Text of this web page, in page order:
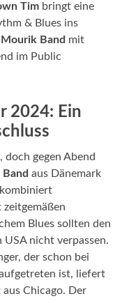
Tim bringt eine
& Blues ins
Band mit
im Public
2024: Ein
doch gegen Abend
aus Dänemark
Blues sollten den
USA nicht verpassen.
der schon bei
ist, liefert
Chicago. Der